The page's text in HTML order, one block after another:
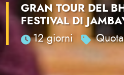
GRAN TOUR DEL
FESTIVAL DI
12 giorni